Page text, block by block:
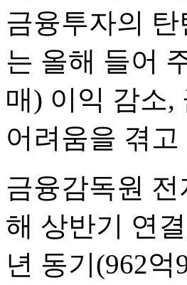
금융투자의
는 올해 들어
매) 이익 감소,
어려움을 겪고
금융감독원
해 상반기 연
년 동기(962억